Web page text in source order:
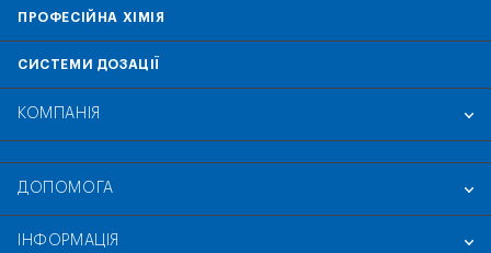
ПРОФЕСІЙНА ХІМІЯ
СИСТЕМИ ДОЗАЦІЇ
КОМПАНІЯ
ДОПОМОГА
ІНФОРМАЦІЯ